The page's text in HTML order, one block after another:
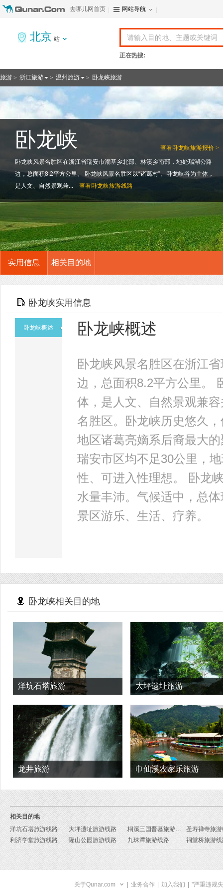
去哪儿网首页 网站导航
北京 站
正在热搜:
旅游 > 浙江旅游 > 温州旅游 > 卧龙峡旅游
查看卧龙峡旅游报价 >
卧龙峡
卧龙峡风景名胜区在浙江省瑞安市潮基乡北部、林溪乡南部，地处瑞湖公路
边，总面积8.2平方公里。 卧龙峡风景名胜区以“诸葛村”、卧龙峡谷为主体，
是人文、自然景观兼...
查看卧龙峡旅游线路
实用信息 相关目的地
卧龙峡实用信息
卧龙峡概述 卧龙峡概述
卧龙峡风景名胜区在浙江
边，总面积8.2平方公里。
体，是人文、自然景观兼
名胜区。卧龙峡历史悠久
地区诸葛亮嫡系后裔最大
瑞安市区均不足30公里，
性、可进入性理想。 卧龙
水量丰沛。气候适中，总
景区游乐、生活、疗养。
卧龙峡相关目的地
洋坑石塔旅游 大坪遗址旅游
龙井旅游 巾仙溪农家乐旅游
相关目的地
洋坑石塔旅游线路
大坪遗址旅游线路 桐溪三国晋墓旅游线路
圣寿禅寺旅
利济学堂旅游线路
隆山公园旅游线路 九珠潭旅游线路 祠堂桥旅游
关于Qunar.com 业务合作 加入我们 "严重违规